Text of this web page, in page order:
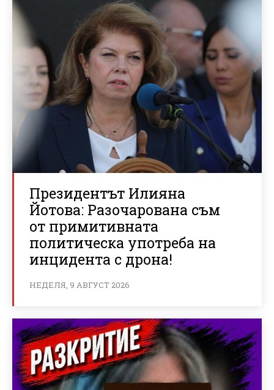
Президентът Илияна
Йотова: Разочарована съм
от примитивната
политическа употреба на
инцидента с дрона!
НЕДЕЛЯ, 9 АВГУСТ 2026